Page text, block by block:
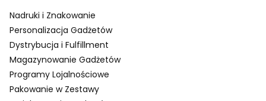
Nadruki i Znakowanie
Personalizacja Gadżetów
Dystrybucja i Fulfillment
Magazynowanie Gadżetów
Programy Lojalnościowe
Pakowanie w Zestawy